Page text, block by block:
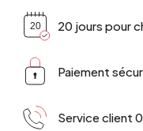
20 jours pour
Paiement
Service client